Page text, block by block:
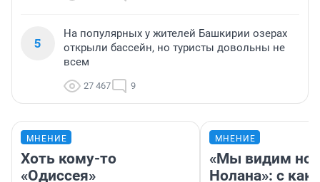
5
На популярных у жителей Башкирии озерах
открыли бассейн, но туристы довольны не
всем
27 467 9
МНЕНИЕ
Хоть кому-то
«Одиссея»
МНЕНИЕ
«Мы видим
Нолана»: с